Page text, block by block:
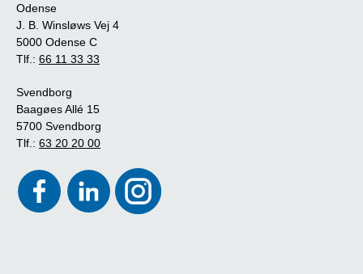
Odense
J. B. Winsløws Vej 4
5000 Odense C
Tlf.: 66 11 33 33
Svendborg
Baagøes Allé 15
5700 Svendborg
Tlf.: 63 20 20 00